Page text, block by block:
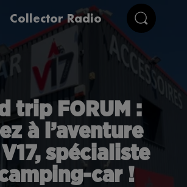
Collector Radio
trip FORUM :
à l’aventure
spécialiste
car !